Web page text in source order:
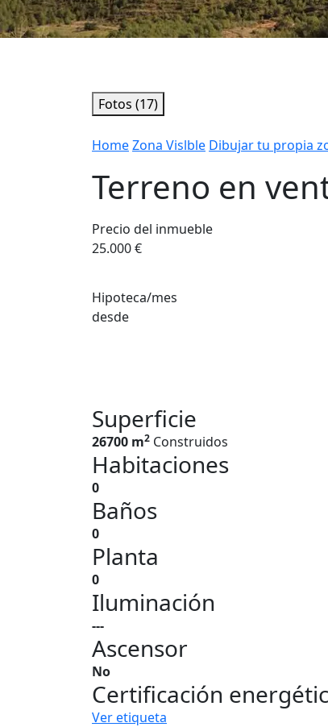
Fotos (17)
HomeZona Vislble Dibujar tu propia
Terreno en
Precio del inmueble
25.000 €
Hipoteca/mes
desde
Superficie
26700 m2 Construidos
Habitaciones
0
Baños
0
Planta
0
Iluminación
---
Ascensor
No
Certificación
Ver etiqueta